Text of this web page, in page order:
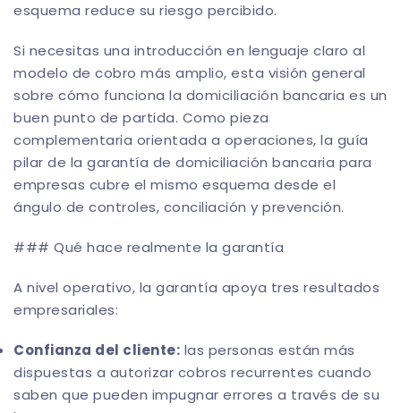
esquema reduce su riesgo percibido.
Si necesitas una introducción en lenguaje claro al
modelo de cobro más amplio, esta visión general
sobre cómo funciona la domiciliación bancaria es un
buen punto de partida. Como pieza
complementaria orientada a operaciones, la guía
pilar de la garantía de domiciliación bancaria para
empresas cubre el mismo esquema desde el
ángulo de controles, conciliación y prevención.
### Qué hace realmente la garantía
A nivel operativo, la garantía apoya tres resultados
empresariales:
Confianza del cliente: las personas están más
dispuestas a autorizar cobros recurrentes cuando
saben que pueden impugnar errores a través de su